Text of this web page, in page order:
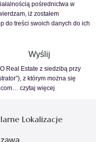
pośrednictwa w
iż zostałem
do treści swoich danych do ich
Real Estate z siedzibą przy
z którym można się
czytaj więcej
Lokalizacje